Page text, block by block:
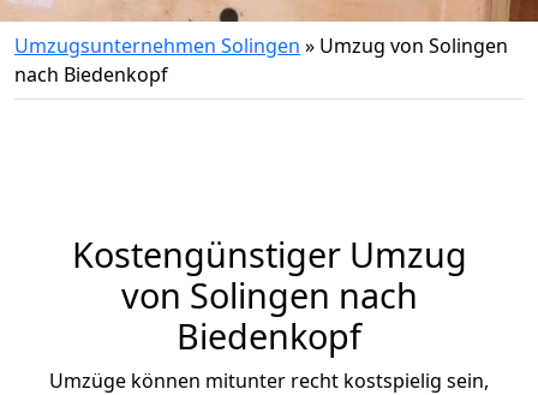
Umzugsunternehmen Solingen » Umzug von Solingen
nach Biedenkopf
Kostengünstiger Umzug
von Solingen nach
Biedenkopf
Umzüge können mitunter recht kostspielig sein,